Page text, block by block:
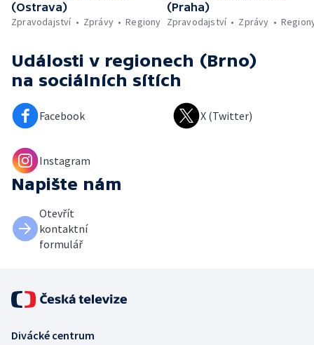
(Ostrava)
Zpravodajství
Zprávy Regiony
(Praha)
Zpravodajství
Zprávy
Události v regionech (Brno)
na sociálních sítích
Facebook X (Twitter)
Instagram
Napište nám
Otevřít
kontaktní
formulář
Divácké centrum